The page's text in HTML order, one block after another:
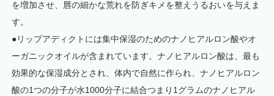
を増加させ、唇の細かな荒れを防ぎキメを整えうるおいを与えま
す。
●リップアディクトには集中保湿のためのナノヒアルロン酸やオ
ーガニックオイルが含まれています。ナノヒアルロン酸は、最も
効果的な保湿成分とされ、体内で自然に作られ、ナノヒアルロン
酸の1つの分子が水1000分子に結合つまり1グラムのナノヒアル